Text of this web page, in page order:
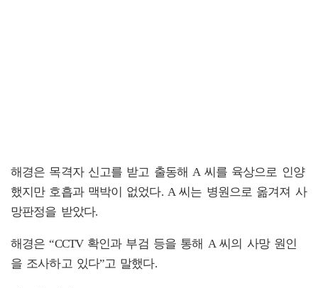
해경은 목격자 신고를 받고 출동해 A 씨를 육상으로 인양
했지만 호흡과 맥박이 없었다. A 씨는 병원으로 옮겨져 사
망판정을 받았다.
해경은 “CCTV 확인과 부검 등을 통해 A 씨의 사망 원인
을 조사하고 있다”고 말했다.